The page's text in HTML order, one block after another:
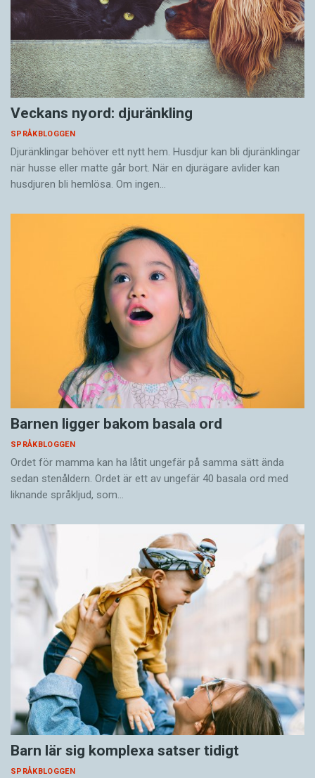
Veckans nyord: djuränkling
SPRÅKBLOGGEN
Djuränklingar behöver ett nytt hem. Husdjur kan bli djuränklingar
när husse eller matte går bort. När en djurägare avlider kan
husdjuren bli hemlösa. Om ingen…
Barnen ligger bakom basala ord
SPRÅKBLOGGEN
Ordet för mamma kan ha låtit ungefär på samma sätt ända
sedan stenåldern. Ordet är ett av ungefär 40 basala ord med
liknande språkljud, som…
Barn lär sig komplexa satser tidigt
SPRÅKBLOGGEN